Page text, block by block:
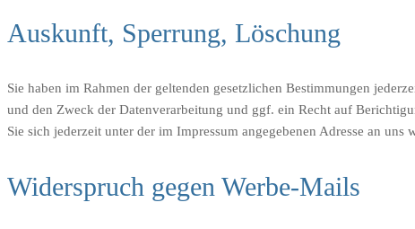
Auskunft, Sperrung, Löschung
Sie haben im Rahmen der geltenden gesetzlichen Bestimmungen
und den Zweck der Datenverarbeitung und ggf. ein Recht auf
Sie sich jederzeit unter der im Impressum angegebenen Adresse an uns
Widerspruch gegen Werbe-Mails